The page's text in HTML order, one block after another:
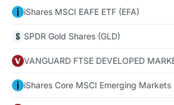
iShares MSCI EAFE ETF (EFA)
SPDR Gold Shares (GLD)
VANGUARD FTSE DEVELOPED
iShares Core MSCI Emerging Markets